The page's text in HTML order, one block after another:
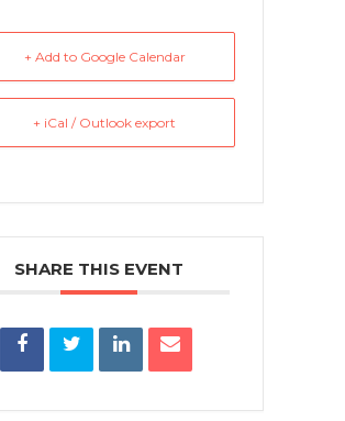
+ Add to Google Calendar
+ iCal / Outlook export
SHARE THIS EVENT